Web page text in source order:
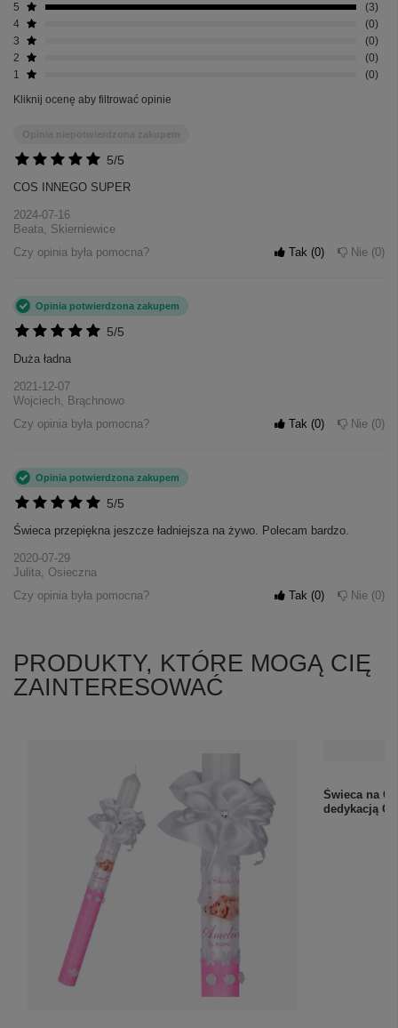
5
3
4
0
3
0
2
0
1
0
Kliknij ocenę aby filtrować opinie
5/5
COS INNEGO SUPER
2024-07-16
Beata, Skierniewice
Czy opinia była pomocna?
Tak 0 Nie 0
5/5
Opinia potwierdzona zakupem
Duża ładna
2021-12-07
Wojciech, Brąchnowo
Czy opinia była pomocna?
Tak 0 Nie 0
5/5
Opinia potwierdzona zakupem
Świeca przepiękna jeszcze ładniejsza na żywo. Polecam bardzo.
2020-07-29
Julita, Osieczna
Czy opinia była pomocna?
Tak 0 Nie 0
PRODUKTY, KTÓRE MOGĄ CIĘ
ZAINTERESOWAĆ